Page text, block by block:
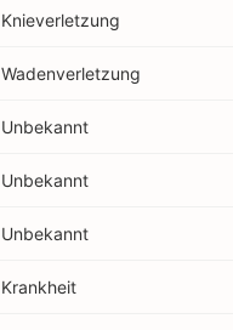
Knieverletzung
Wadenverletzung
Unbekannt
Unbekannt
Unbekannt
Krankheit